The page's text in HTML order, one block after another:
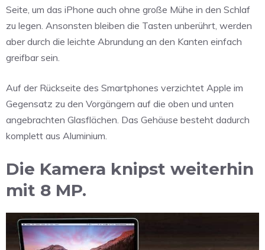
Seite, um das iPhone auch ohne große Mühe in den Schlaf
zu legen. Ansonsten bleiben die Tasten unberührt, werden
aber durch die leichte Abrundung an den Kanten einfach
greifbar sein.
Auf der Rückseite des Smartphones verzichtet Apple im
Gegensatz zu den Vorgängern auf die oben und unten
angebrachten Glasflächen. Das Gehäuse besteht dadurch
komplett aus Aluminium.
Die Kamera knipst weiterhin
mit 8 MP.